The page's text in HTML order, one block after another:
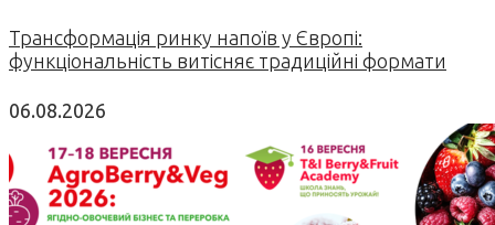
Трансформація ринку напоїв у Європі:
функціональність витісняє традиційні формати
06.08.2026